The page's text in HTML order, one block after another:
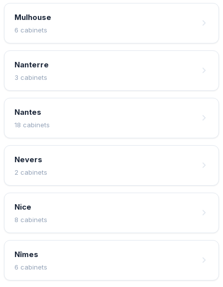
Mulhouse
6 cabinets
Nanterre
3 cabinets
Nantes
18 cabinets
Nevers
2 cabinets
Nice
8 cabinets
Nîmes
6 cabinets